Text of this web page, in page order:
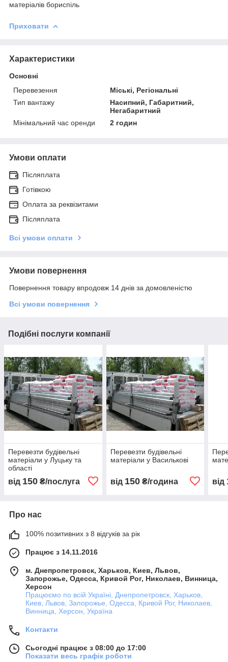
матеріалів бориспіль
Приховати
Характеристики
Основні
Перевезення
Міські, Регіональні
Тип вантажу
Насипний, Габаритний,
Негабаритний
Мінімальний час оренди
2 годин
Умови оплати
Післяплата
Готівкою
Оплата за реквізитами
Післяплата
Всі умови оплати
Умови повернення
Повернення товару впродовж 14 днів за домовленістю
Всі умови повернення
Подібні послуги компанії
Перевезти будівельні
матеріали у Луцьку та
області
від 150 ₴/послуга
Перевезти будівельні
матеріали у Василькові
від 150₴/година від
Про нас
100% позитивних з 8 відгуків за рік
Працює з 14.11.2016
м. Днепропетровск, Харьков, Киев, Львов,
Запорожье, Одесса, Кривой Рог, Николаев, Винница,
Херсон
Працюємо по всій Україні, Днепропетровск, Харьков,
Киев, Львов, Запорожье, Одесса, Кривой Рог, Николаев,
Винница, Херсон, Україна
Контакти
Сьогодні працює з 08:00 до 17:00
Показати весь графік роботи